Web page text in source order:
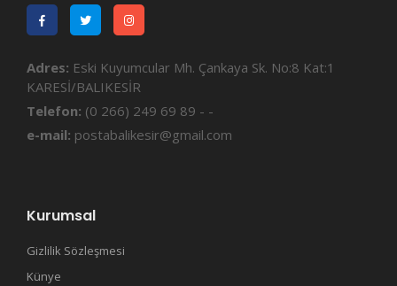
Adres: Eski Kuyumcular Mh. Çankaya Sk. No:8 Kat:1
KARESİ/BALIKESİR
Telefon: (0 266) 249 69 89 - -
e-mail: postabalikesir@gmail.com
Kurumsal
Gizlilik Sözleşmesi
Künye